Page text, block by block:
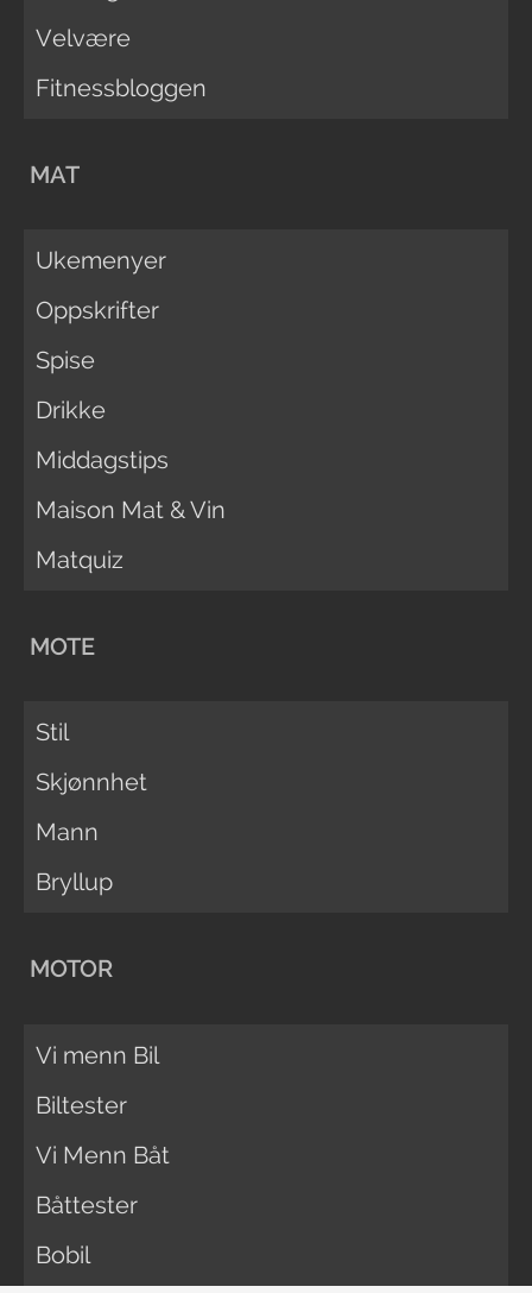
Velvære
Fitnessbloggen
MAT
Ukemenyer
Oppskrifter
Spise
Drikke
Middagstips
Maison Mat & Vin
Matquiz
MOTE
Stil
Skjønnhet
Mann
Bryllup
MOTOR
Vi menn Bil
Biltester
Vi Menn Båt
Båttester
Bobil